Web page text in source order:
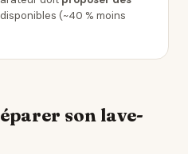
(~40 % moins
son lave-